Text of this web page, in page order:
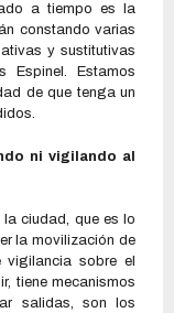
a tiempo es la
constando varias
y sustitutivas
Estamos
de que tenga un
ni vigilando al
la ciudad, que es lo
la movilización de
vigilancia sobre el
tiene mecanismos
salidas, son los